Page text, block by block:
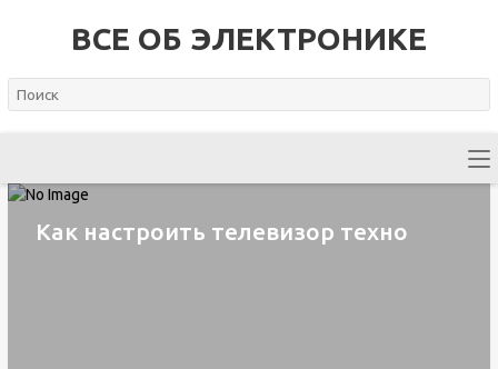
ВСЕ ОБ ЭЛЕКТРОНИКЕ
Как настроить телевизор техно